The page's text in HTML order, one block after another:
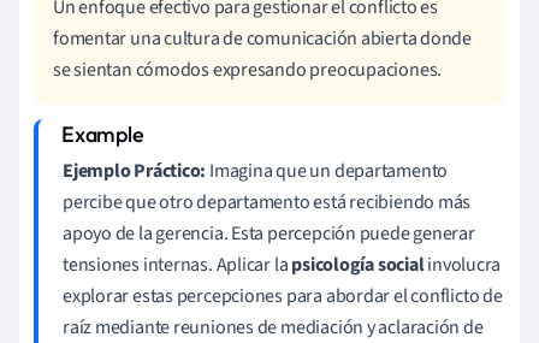
Un enfoque efectivo para gestionar el conflicto es
fomentar una cultura de comunicación abierta donde
se sientan cómodos expresando preocupaciones.
Ejemplo Práctico: Imagina que un departamento
percibe que otro departamento está recibiendo más
apoyo de la gerencia. Esta percepción puede generar
tensiones internas. Aplicar lapsicología socialinvolucra
explorar estas percepciones para abordar el conflicto de
raíz mediante reuniones de mediación y aclaración de